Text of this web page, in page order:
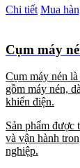
Chi tiết Mua
Cụm máy
Cụm máy nén
gồm máy nén,
khiển điện.
Sản phẩm được
và vận hành
nghiệp.